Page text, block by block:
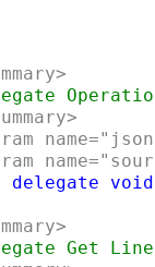
name=
name=
delegate void
Get